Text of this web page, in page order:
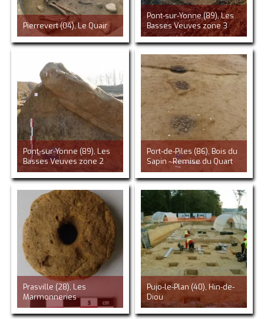
Pierrevert (04), Le Quair
Pont-sur-Yonne (89), Les
Basses Veuves zone 3
Pont-sur-Yonne (89), Les
Basses Veuves zone 2
Port-de-Piles (86), Bois du
Sapin - Remise du Quart
Prasville (28), Les
Marmonneries
Pujo-le-Plan (40), Hin-de-
Diou